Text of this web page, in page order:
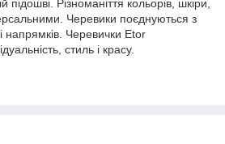
підошві. Різноманіття кольорів, шкіри,
Черевики поєднуються з
напрямків. Черевички Etor
стиль і красу.